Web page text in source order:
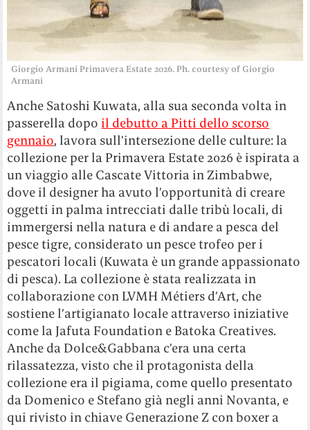
Giorgio Armani Primavera Estate 2026. Ph. courtesy of Giorgio
Armani
Anche Satoshi Kuwata, alla sua seconda volta in
passerella dopo il debutto a Pitti dello scorso
gennaio, lavora sull’intersezione delle culture: la
collezione per la Primavera Estate 2026 è ispirata a
un viaggio alle Cascate Vittoria in Zimbabwe,
dove il designer ha avuto l’opportunità di creare
oggetti in palma intrecciati dalle tribù locali, di
immergersi nella natura e di andare a pesca del
pesce tigre, considerato un pesce trofeo per i
pescatori locali (Kuwata è un grande appassionato
di pesca). La collezione è stata realizzata in
collaborazione con LVMH Métiers d’Art, che
sostiene l’artigianato locale attraverso iniziative
come la Jafuta Foundation e Batoka Creatives.
Anche da Dolce&Gabbana c’era una certa
rilassatezza, visto che il protagonista della
collezione era il pigiama, come quello presentato
da Domenico e Stefano già negli anni Novanta, e
qui rivisto in chiave Generazione Z con boxer a